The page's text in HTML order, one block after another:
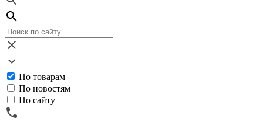
По товарам
По новостям
По сайту